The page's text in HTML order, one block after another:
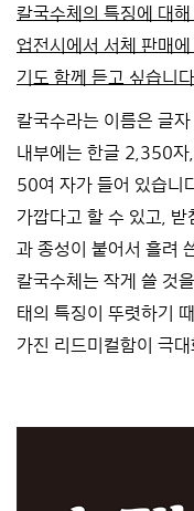
칼국수체의 특징에 대
업전시에서 서체 판매
기도 함께 듣고 싶습니다.
칼국수라는 이름은 글
내부에는 한글 2,350자
50여 자가 들어 있습니
가깝다고 할 수 있고,
과 종성이 붙어서 흘려
칼국수체는 작게 쓸 것
태의 특징이 뚜렷하기
가진 리드미컬함이 극